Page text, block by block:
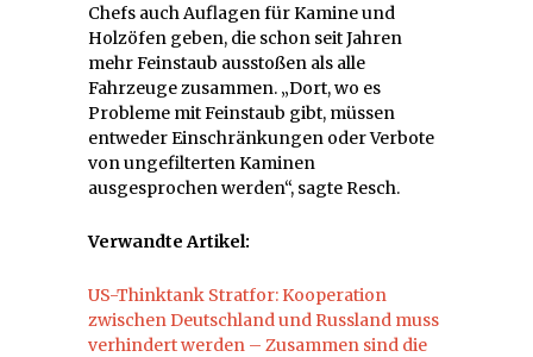
Chefs auch Auflagen für Kamine und
Holzöfen geben, die schon seit Jahren
mehr Feinstaub ausstoßen als alle
Fahrzeuge zusammen. „Dort, wo es
Probleme mit Feinstaub gibt, müssen
entweder Einschränkungen oder Verbote
von ungefilterten Kaminen
ausgesprochen werden“, sagte Resch.
Verwandte Artikel:
US-Thinktank Stratfor: Kooperation
zwischen Deutschland und Russland muss
verhindert werden – Zusammen sind die